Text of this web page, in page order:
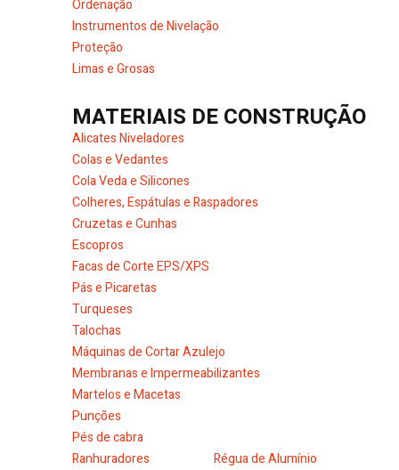
Ordenação
Instrumentos de Nivelação
Proteção
Limas e Grosas
MATERIAIS DE CONSTRUÇÃO
Alicates Niveladores
Colas e Vedantes
Cola Veda e Silicones
Colheres, Espátulas e Raspadores
Cruzetas e Cunhas
Escopros
Facas de Corte EPS/XPS
Pás e Picaretas
Turqueses
Talochas
Máquinas de Cortar Azulejo
Membranas e Impermeabilizantes
Martelos e Macetas
Punções
Pés de cabra
Ranhuradores
Régua de Alumínio